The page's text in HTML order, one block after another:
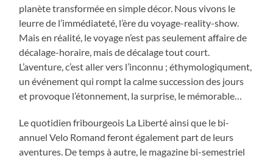
planète transformée en simple décor. Nous vivons le
leurre de l’immédiateté, l’ère du voyage-reality-show.
Mais en réalité, le voyage n’est pas seulement affaire de
décalage-horaire, mais de décalage tout court.
L’aventure, c’est aller vers l’inconnu ; éthymologiqument,
un événement qui rompt la calme succession des jours
et provoque l’étonnement, la surprise, le mémorable…
Le quotidien fribourgeois La Liberté ainsi que le bi-
annuel Velo Romand feront également part de leurs
aventures. De temps à autre, le magazine bi-semestriel